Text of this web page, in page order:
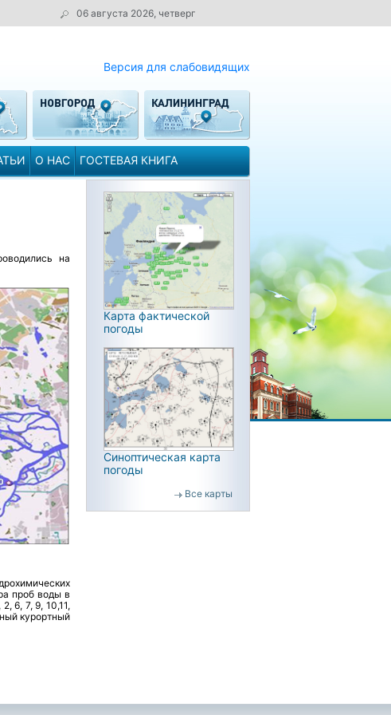
06 августа 2026, четверг
Версия для слабовидящих
О НАС ГОСТЕВАЯ КНИГА
на
проб воды в
6, 7, 9, 10,11,
курортный
Карта фактической
погоды
Синоптическая карта
погоды
Все карты